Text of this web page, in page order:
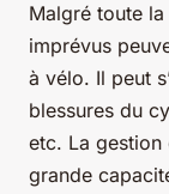
Malgré toute
imprévus
à vélo. Il peut
blessures du
etc. La gestion
grande